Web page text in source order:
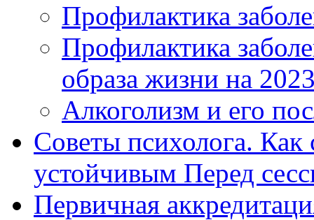
Профилактика
Профилактика
образа жизни на
Алкоголизм и его
Советы психолога. Как
устойчивым Перед
Первичная